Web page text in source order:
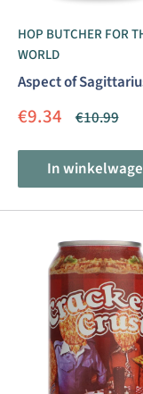
HOP BUTCHER FOR
WORLD
Aspect of
Aanbiedingsprijs
€9.34 Normale
€10.99
In